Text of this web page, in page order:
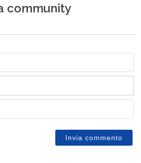
community